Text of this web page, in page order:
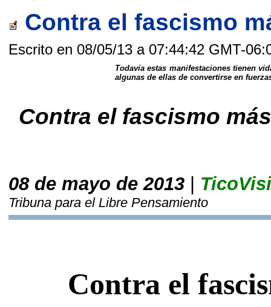
Contra el fascismo
Escrito en 08/05/13 a 07:44:42 GMT-
Todavía estas manifestaciones tienen
algunas de ellas de convertirse en
Contra el fascismo
08 de mayo de 2013
Tribuna para el Libre Pensamiento
Contra el